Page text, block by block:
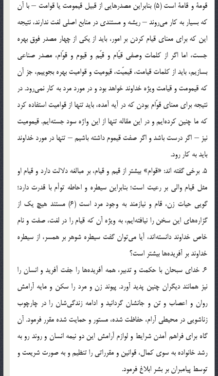
قومة و قامة است (5) بنابراین مصدرهایی از قبیل قیمومت یا قوامت – با آن
که بسیار به کار می‌روند – ریشه و مستندی در منابع اصلی لغت ندارند، نتیجه
این که برای معنای قیام کردن بر امور، باید از یکی از چهار مصدر فوق بهره
جست، اما اگر از کلمات وصفی قیّام و قیّم و قیوم و قوّام، مصدر صناعی
بسازیم، باید از کلمات قیامت، قیمیّت، قیومیت و قوامیت بهره بجوییم، جز آن
که قیمومت و قیامت ویژه خداوند خواهد بود و در مورد مرد به کار نمی‌رود. در
نتیجه برای معنای قوّام بودن که در آیه آمده، باید تنها از قوامیت استفاده کرد
که ما چنین کرده‌ایم و در این مقاله تنها از این واژه سود جسته‌ایم. قیمومیت
نیز – اگر درست باشد و اگر صفت قیموم داشته باشیم – تنها در مورد خداوند
باید به کار رود.
5. برخی گفته اند: «قوام» بیشتر از قیم و قیام، بر مبالغه دلالت دارد و قیام او
مثل قیام والی بر رعیت است؛ بنابراین سیطره و احاطه توأم با قدرت دارد؛
گویی حیات زن، قام و نیازمند به وجود مرد است (6) مستند هیچ یک از
گزاره‌ها‌ی‌ این سخن را نیافته‌ایم، به ویژه آن که قیام را در لغت، صفت و نام
خاص خداوند دانسته‌اند، آیا می‌توان گفت سیطره شوهر بر همسر، از سیطره
خداوند بر آفریده‌ها بیشتر است؟
6. خدای سبحان با حکمت و تدبیر، همه آفریده‌ها را جفت آفرید و انسان را
نیز همانند دیگران چنین پدید آورد. پیوند زن و مرد را سکن و مایه آرامش
روان و اعصاب و تن و جانشان گردانید و ادامه زندگی‌شان را در چارچوب
زناشویی در محیطی آرام، حفاظت شده، مستور و حمایت شده مقرر فرمود. آن
گاه برای فراهم آمدن شرایط و لوازم آرامش این دو نیمه انسان و روند رو به
رشد خانواده به سوی کمال، قوانین و مقرراتی را تنظیم و به صورت شریعت و
توسط پیامبران بر بشر ابلاغ فرمود.